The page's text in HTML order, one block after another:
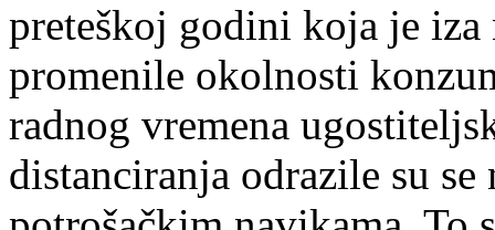
preteškoj godini koja je iza
promenile okolnosti
radnog vremena
distanciranja odrazile su